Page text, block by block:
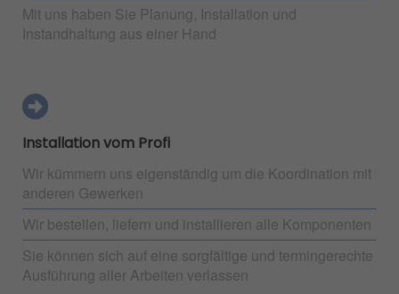
Mit uns haben Sie Planung, Installation und
Instandhaltung aus einer Hand
Installation vom Profi
Wir kümmern uns eigenständig um die Koordination mit
anderen Gewerken
Wir bestellen, liefern und installieren alle Komponenten
Sie können sich auf eine sorgfältige und termingerechte
Ausführung aller Arbeiten verlassen